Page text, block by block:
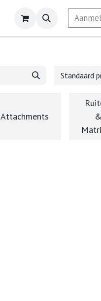
Standaard
Attachments
&